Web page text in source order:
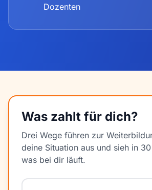
Dozenten
Was zahlt für dich?
Drei Wege führen zur
deine Situation aus und sieh in
was bei dir läuft.